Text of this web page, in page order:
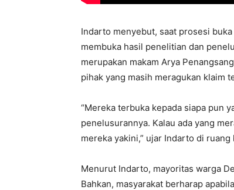
Indarto menyebut, saat prosesi
membuka hasil penelitian dan
merupakan makam Arya
pihak yang masih meragukan klaim
“Mereka terbuka kepada siapa pun
penelusurannya. Kalau ada yang
mereka yakini,” ujar Indarto di
Menurut Indarto, mayoritas warga
Bahkan, masyarakat berharap